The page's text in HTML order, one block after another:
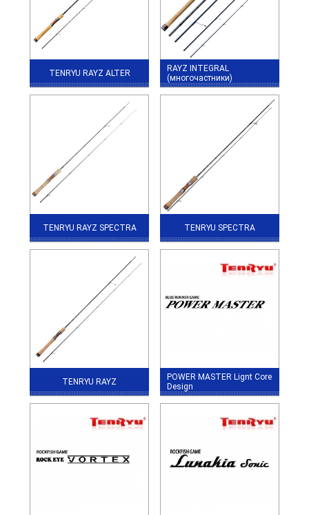
TENRYU RAYZ ALTER
RAYZ INTEGRAL
(многочастники)
TENRYU RAYZ SPECTRA TENRYU SPECTRA
TENRYU RAYZ
POWER MASTER Lignt Core
Design